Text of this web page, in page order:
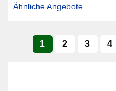
Ähnliche Angebote
1 2 3 4